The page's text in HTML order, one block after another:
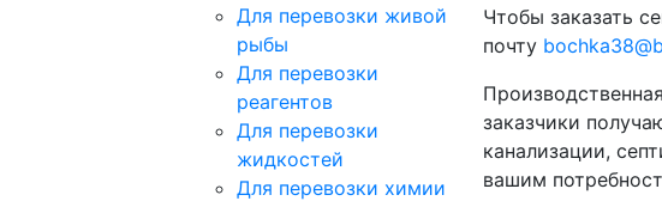
Для перевозки живой
рыбы
Для перевозки
реагентов
Для перевозки
жидкостей
Для перевозки химии
Чтобы заказать
почту
заказчики
канализации,
вашим